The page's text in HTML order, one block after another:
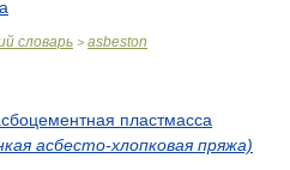
словарь > asbeston
пластмасса
асбесто-хлопковая пряжа)